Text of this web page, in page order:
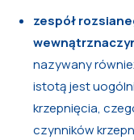
zespół
nazywany
istotą jest
krzepnięcia,
czynników